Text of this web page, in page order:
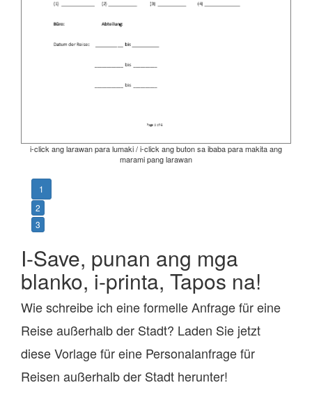
i-click ang larawan para lumaki / i-click ang buton sa ibaba para makita ang
marami pang larawan
1
2
3
I-Save, punan ang mga
blanko, i-printa, Tapos na!
Wie schreibe ich eine formelle Anfrage für eine
Reise außerhalb der Stadt? Laden Sie jetzt
diese Vorlage für eine Personalanfrage für
Reisen außerhalb der Stadt herunter!